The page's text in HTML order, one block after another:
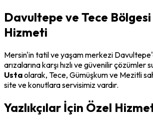
Davultepe ve Tece
Hizmeti
Mersin'in tatil ve yaşam merkezi
arızalarına karşı hızlı ve güvenilir çözümler
Ustaolarak, Tece, Gümüşkum ve Mezitli
site ve konutlara servisimiz vardır.
Yazlıkçılar İçin Özel